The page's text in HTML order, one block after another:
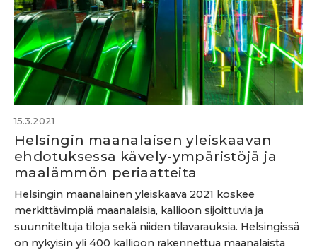
15.3.2021
Helsingin maanalaisen yleiskaavan
ehdotuksessa kävely-ympäristöjä ja
maalämmön periaatteita
Helsingin maanalainen yleiskaava 2021 koskee
merkittävimpiä maanalaisia, kallioon sijoittuvia ja
suunniteltuja tiloja sekä niiden tilavarauksia. Helsingissä
on nykyisin yli 400 kallioon rakennettua maanalaista